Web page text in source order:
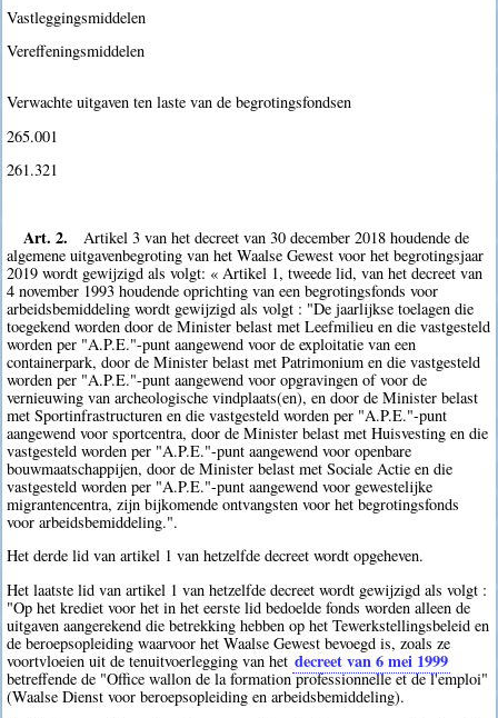
Vastleggingsmiddelen
Vereffeningsmiddelen
Verwachte uitgaven ten laste van de begrotingsfondsen
265.001
261.321
Art. 2.
Artikel 3 van het decreet van 30 december 2018 houdende de
algemene uitgavenbegroting van het Waalse Gewest voor het begrotingsjaar
2019 wordt gewijzigd als volgt: « Artikel 1, tweede lid, van het decreet van
4 november 1993 houdende oprichting van een begrotingsfonds voor
arbeidsbemiddeling wordt gewijzigd als volgt : "De jaarlijkse toelagen die
toegekend worden door de Minister belast met Leefmilieu en die vastgesteld
worden per "A.P.E."-punt aangewend voor de exploitatie van een
containerpark, door de Minister belast met Patrimonium en die vastgesteld
worden per "A.P.E."-punt aangewend voor opgravingen of voor de
vernieuwing van archeologische vindplaats(en), en door de Minister belast
met Sportinfrastructuren en die vastgesteld worden per "A.P.E."-punt
aangewend voor sportcentra, door de Minister belast met Huisvesting en die
vastgesteld worden per "A.P.E."-punt aangewend voor openbare
bouwmaatschappijen, door de Minister belast met Sociale Actie en die
vastgesteld worden per "A.P.E."-punt aangewend voor gewestelijke
migrantencentra, zijn bijkomende ontvangsten voor het begrotingsfonds
voor arbeidsbemiddeling.".
Het derde lid van artikel 1 van hetzelfde decreet wordt opgeheven.
Het laatste lid van artikel 1 van hetzelfde decreet wordt gewijzigd als volgt :
"Op het krediet voor het in het eerste lid bedoelde fonds worden alleen de
uitgaven aangerekend die betrekking hebben op het Tewerkstellingsbeleid en
de beroepsopleiding waarvoor het Waalse Gewest bevoegd is, zoals ze
voortvloeien uit de tenuitvoerlegging van het decreet van 6 mei 1999
betreffende de "Office wallon de la formation professionnelle et de l'emploi"
(Waalse Dienst voor beroepsopleiding en arbeidsbemiddeling).